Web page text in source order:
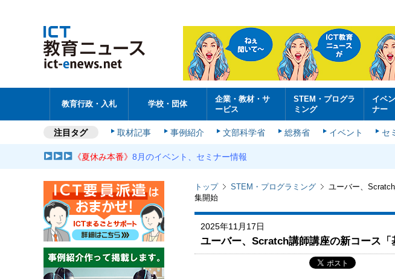
教育行政・入札 学校・団体
企業・教材・サ
ービス
STEM・プログラ
ミング
イベ
ナー
注目タグ 取材記事 事例紹介 文部科学省 総務省 イベント セ
《夏休み本番》8月のイベント、セミナー情報
トップ STEM・プログラミング
ユーバー、
集開始
2025年11月17日
ユーバー、Scratch講師講座の新コース